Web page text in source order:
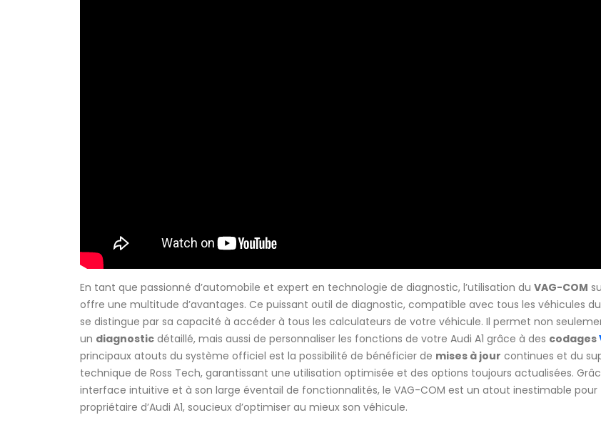
En tant que passionné d’automobile et expert en technologie de diagnostic, l’utilisation du VAG-COM
offre une multitude d’avantages. Ce puissant outil de diagnostic, compatible avec tous les véhicules
se distingue par sa capacité à accéder à tous les calculateurs de votre véhicule. Il permet non
un diagnostic détaillé, mais aussi de personnaliser les fonctions de votre Audi A1 grâce à des codages
principaux atouts du système officiel est la possibilité de bénéficier de mises à jour continues et du
technique de Ross Tech, garantissant une utilisation optimisée et des options toujours actualisées.
interface intuitive et à son large éventail de fonctionnalités, le VAG-COM est un atout inestimable
propriétaire d’Audi A1, soucieux d’optimiser au mieux son véhicule.